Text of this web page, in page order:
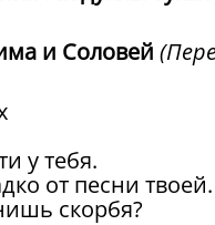
и Соловей
у тебя.
от песни твоей.
скорбя?